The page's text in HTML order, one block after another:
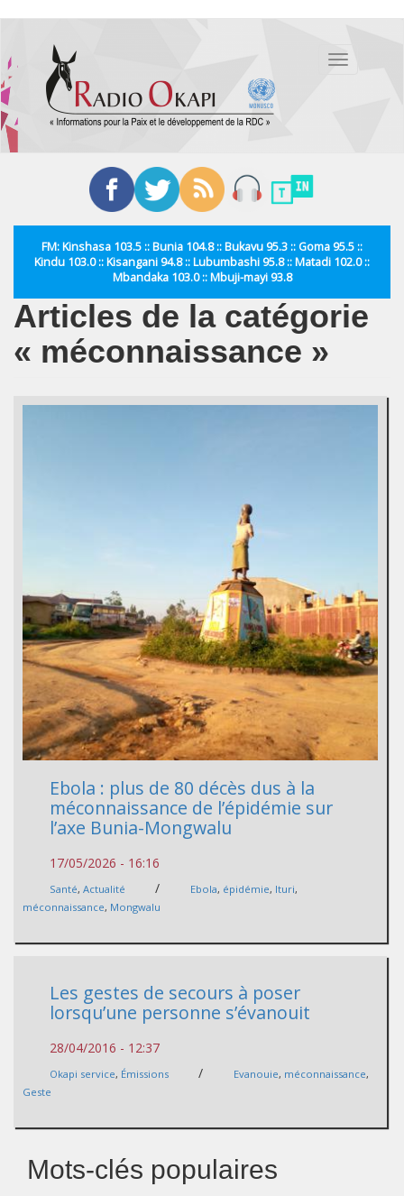
contenu
principal
Toggle
FM: Kinshasa 103.5 :: Bunia 104.8 :: Bukavu 95.3 :: Goma 95.5 ::
Kindu 103.0 :: Kisangani 94.8 :: Lubumbashi 95.8 :: Matadi 102.0 ::
Mbandaka 103.0 :: Mbuji-mayi 93.8
Articles de la catégorie
« méconnaissance »
Ebola : plus de 80 décès dus à la
méconnaissance de l’épidémie sur
l’axe Bunia-Mongwalu
17/05/2026 - 16:16
Santé, Actualité / Ebola, épidémie, Ituri,
méconnaissance, Mongwalu
Les gestes de secours à poser
lorsqu’une personne s’évanouit
28/04/2016 - 12:37
Okapi service, Émissions / Evanouie, méconnaissance,
Geste
Mots-clés populaires